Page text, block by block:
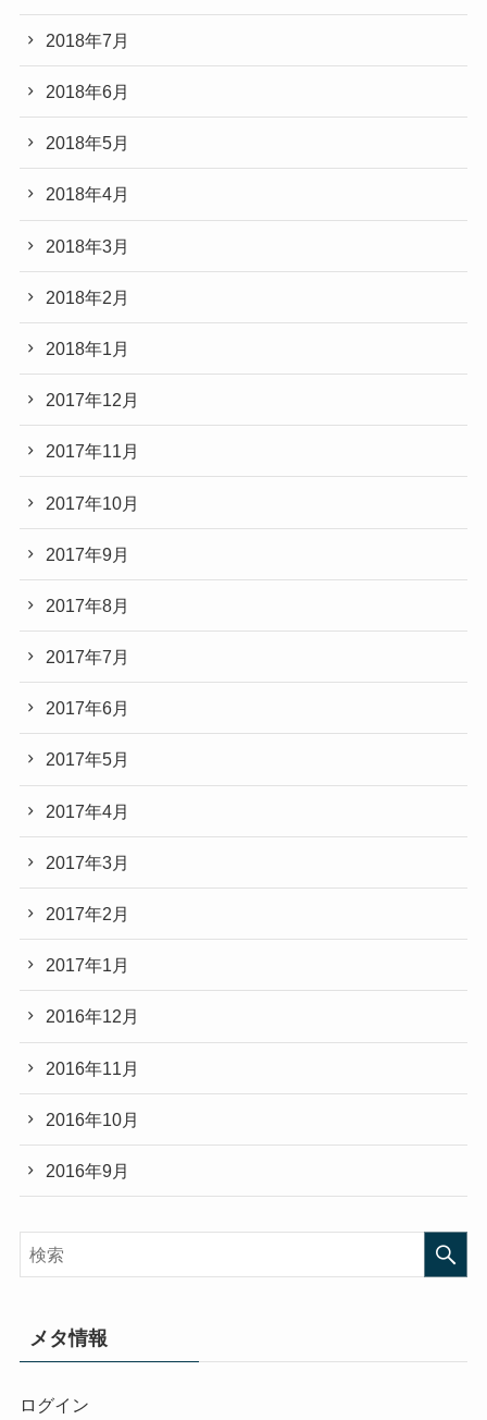
2018年7月
2018年6月
2018年5月
2018年4月
2018年3月
2018年2月
2018年1月
2017年12月
2017年11月
2017年10月
2017年9月
2017年8月
2017年7月
2017年6月
2017年5月
2017年4月
2017年3月
2017年2月
2017年1月
2016年12月
2016年11月
2016年10月
2016年9月
メタ情報
ログイン